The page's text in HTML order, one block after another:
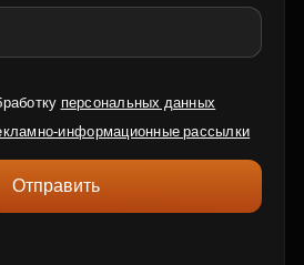
персональных данных
информационные рассылки
Отправить